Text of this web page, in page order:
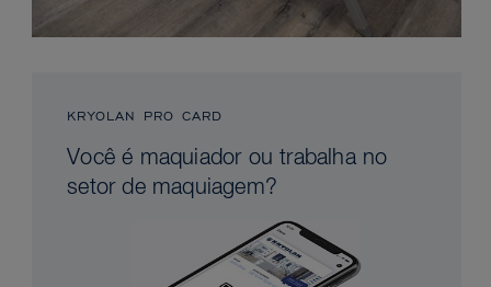
KRYOLAN PRO CARD
Você é maquiador ou trabalha no
setor de maquiagem?